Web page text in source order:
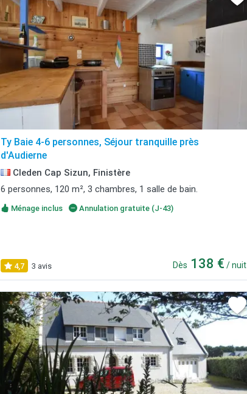
Ty Baie 4-6 personnes, Séjour tranquille près
d'Audierne
Cleden Cap Sizun, Finistère
6 personnes, 120 m², 3 chambres, 1 salle de bain.
Ménage inclus Annulation gratuite (J-43)
4,7 3 avis Dès 138 € / nuit